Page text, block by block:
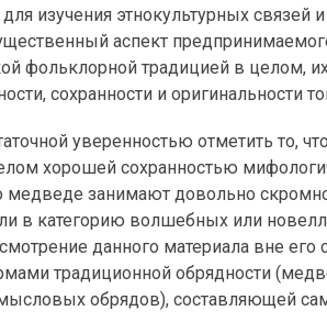
изучения этнокультурных связей
аспект
фольклорной традицией в целом,
сохранности и оригинальности
уверенностью отметить то,
хорошей сохранностью
занимают довольно
в категорию волшебных или
данного материала вне
традиционной обрядности
обрядов), составляющей